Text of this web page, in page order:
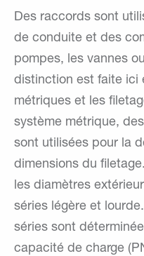
Des raccords sont
de conduite et des
pompes, les vannes
distinction est faite ici
métriques et les
système métrique,
sont utilisées pour la
dimensions du
les diamètres
séries légère et
séries sont
capacité de charge